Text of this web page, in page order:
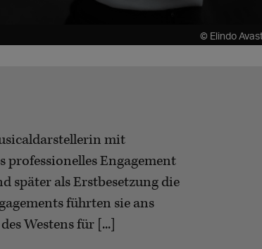
© Elindo
mit
professionelles Engagement
später als Erstbesetzung die
führten sie ans
Westens für [...]